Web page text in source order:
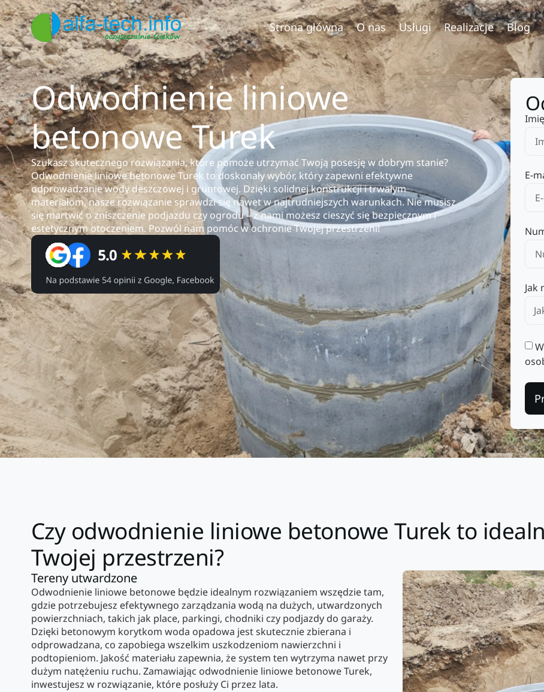
Strona główna O nas Usługi Realizacje Blog
Odwodnienie liniowe
betonowe Turek
Szukasz skutecznego rozwiązania, które pomoże utrzymać Twoją posesję w dobrym stanie?
Odwodnienie liniowe betonowe Turek to doskonały wybór, który zapewni efektywne
odprowadzanie wody deszczowej i gruntowej. Dzięki solidnej konstrukcji i trwałym
materiałom, nasze rozwiązanie sprawdzi się nawet w najtrudniejszych warunkach. Nie musisz
się martwić o zniszczenie podjazdu czy ogrodu – z nami możesz cieszyć się bezpiecznym i
estetycznym otoczeniem. Pozwól nam pomóc w ochronie Twojej przestrzeni!
E-
Jak
Czy odwodnienie liniowe betonowe Turek to
Twojej przestrzeni?
Tereny utwardzone
Odwodnienie liniowe betonowe będzie idealnym rozwiązaniem wszędzie tam,
gdzie potrzebujesz efektywnego zarządzania wodą na dużych, utwardzonych
powierzchniach, takich jak place, parkingi, chodniki czy podjazdy do garaży.
Dzięki betonowym korytkom woda opadowa jest skutecznie zbierana i
odprowadzana, co zapobiega wszelkim uszkodzeniom nawierzchni i
podtopieniom. Jakość materiału zapewnia, że system ten wytrzyma nawet przy
dużym natężeniu ruchu. Zamawiając odwodnienie liniowe betonowe Turek,
inwestujesz w rozwiązanie, które posłuży Ci przez lata.